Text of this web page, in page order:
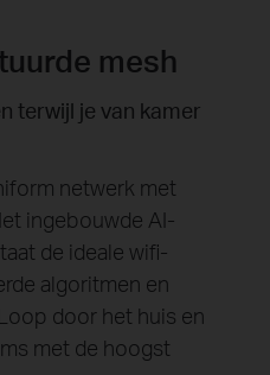
mesh
terwijl je van kamer
netwerk met
ingebouwde AI-
de ideale wifi-
algoritmen en
door het huis en
met de hoogst